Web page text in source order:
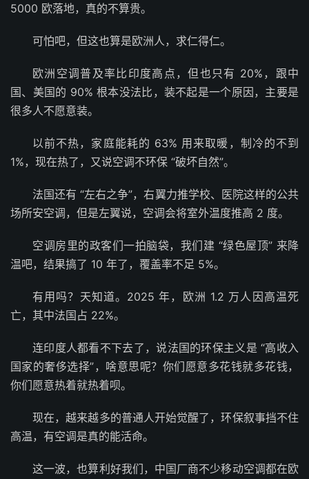
5000 欧落地，真的不算贵。
可怕吧，但这也算是欧洲人，求仁得仁。
欧洲空调普及率比印度高点，但也只有 20%，跟中
国、美国的 90% 根本没法比，装不起是一个原因，主要是
很多人不愿意装。
以前不热，家庭能耗的 63% 用来取暖，制冷的不到
1%，现在热了，又说空调不环保 “破坏自然”。
法国还有 “左右之争”，右翼力推学校、医院这样的公共
场所安空调，但是左翼说，空调会将室外温度推高 2 度。
空调房里的政客们一拍脑袋，我们建 “绿色屋顶” 来降
温吧，结果搞了 10 年了，覆盖率不足 5%。
有用吗？天知道。2025 年，欧洲 1.2 万人因高温死
亡，其中法国占 22%。
连印度人都看不下去了，说法国的环保主义是 “高收入
国家的奢侈选择”，啥意思呢？你们愿意多花钱就多花钱，
你们愿意热着就热着呗。
现在，越来越多的普通人开始觉醒了，环保叙事挡不住
高温，有空调是真的能活命。
这一波，也算利好我们，中国厂商不少移动空调都在欧